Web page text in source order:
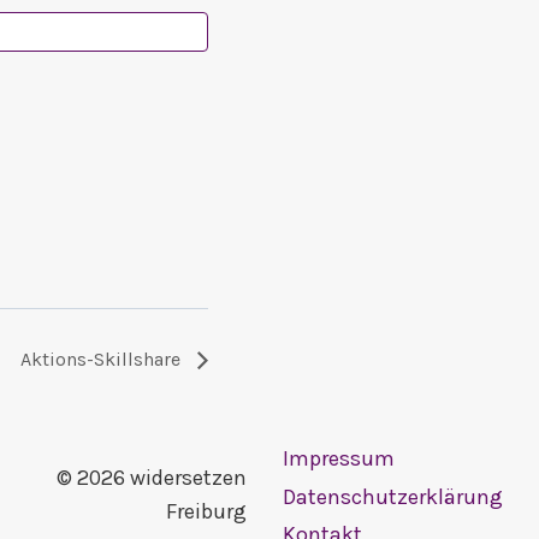
Aktions-Skillshare
© 2026 widersetzen
Freiburg
Impressum
Datenschutzerklärung